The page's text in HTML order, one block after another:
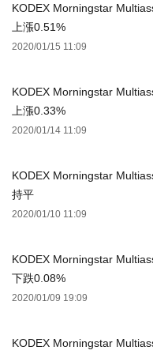
KODEX Morningstar
上漲0.51%
2020/01/15 11:09
KODEX Morningstar
上漲0.33%
2020/01/14 11:09
KODEX Morningstar
持平
2020/01/10 11:09
KODEX Morningstar
下跌0.08%
2020/01/09 19:09
KODEX Morningstar